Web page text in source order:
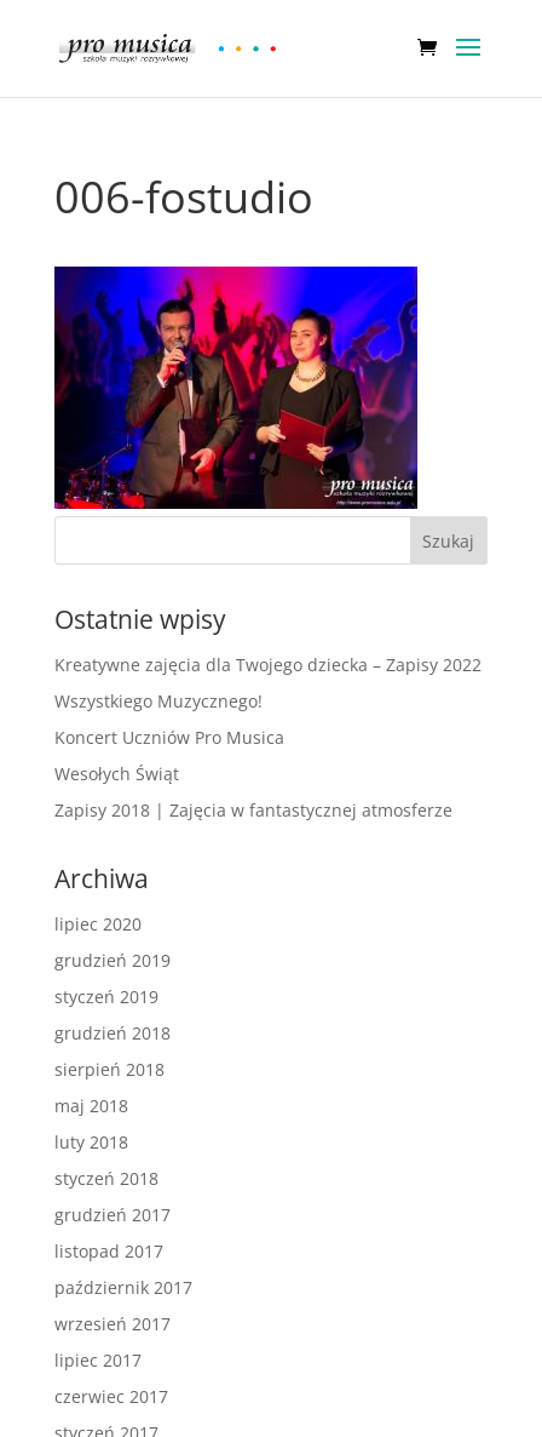
006-fostudio
Ostatnie wpisy
Kreatywne zajęcia dla Twojego dziecka – Zapisy 2022
Wszystkiego Muzycznego!
Koncert Uczniów Pro Musica
Wesołych Świąt
Zapisy 2018 | Zajęcia w fantastycznej atmosferze
Archiwa
lipiec 2020
grudzień 2019
styczeń 2019
grudzień 2018
sierpień 2018
maj 2018
luty 2018
styczeń 2018
grudzień 2017
listopad 2017
październik 2017
wrzesień 2017
lipiec 2017
czerwiec 2017